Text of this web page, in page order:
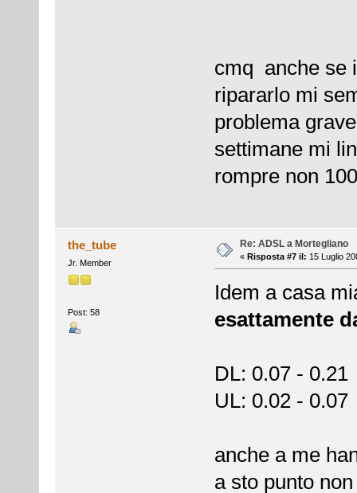
cmq anche se
ripararlo mi
problema
settimane mi
rompre non
the_tube
Jr. Member
Post: 58
Re: ADSL a Mortegliano
« Risposta #7 il: 15 Luglio
Idem a casa
esattamente
DL: 0.07 - 0.21
UL: 0.02 - 0.07
anche a me
a sto punto